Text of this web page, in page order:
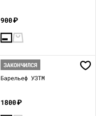
900₽
ЗАКОНЧИЛСЯ
Барельеф УЗТМ
1800₽